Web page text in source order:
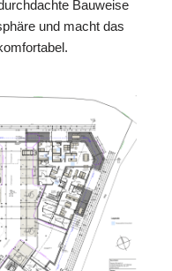
Bauweise
und macht das